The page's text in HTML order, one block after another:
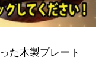
た木製プレート